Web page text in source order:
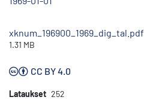
xknum_196900_1969_dig_tal.pdf
1.31 MB
CC BY 4.0
Lataukset 252